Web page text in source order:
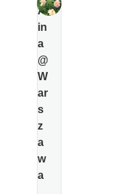
Al
in
a
@
W
ar
s
z
a
w
a